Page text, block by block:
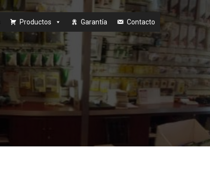
Productos Garantía Contacto